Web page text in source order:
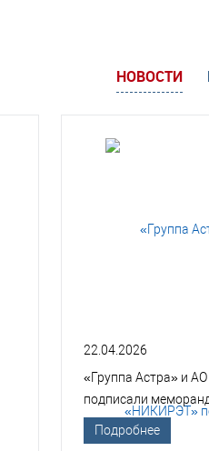
НОВОСТИ
22.04.2026
«Группа Астра» и
подписали
технологическом
Подробнее